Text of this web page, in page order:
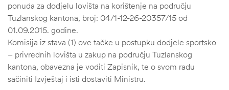
ponuda za dodjelu lovišta na korištenje na području
Tuzlanskog kantona, broj: 04/1-12-26-20357/15 od
01.09.2015. godine.
Komisija iz stava (1) ove tačke u postupku dodjele sportsko
– privrednih lovišta u zakup na području Tuzlanskog
kantona, obavezna je voditi Zapisnik, te o svom radu
sačiniti Izvještaj i isti dostaviti Ministru.